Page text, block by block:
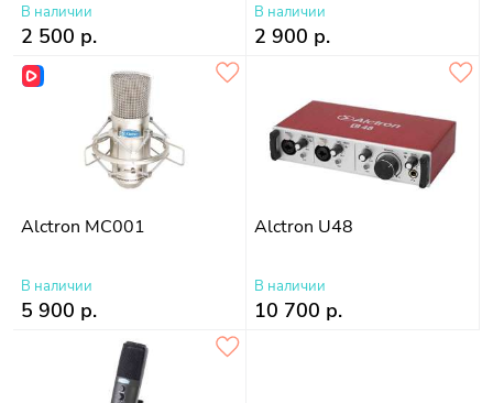
В наличии
2 500 р.
В наличии
2 900 р.
Alctron MC001
В наличии
5 900 р.
Alctron U48
В наличии
10 700 р.